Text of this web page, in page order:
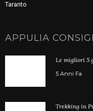
Taranto
APPULIA
Le migliori 5
5 Anni Fa
Trekking in